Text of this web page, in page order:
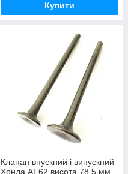
Купити
Клапан впускний і випускний
Хонда AF62 висота 78,5 мм